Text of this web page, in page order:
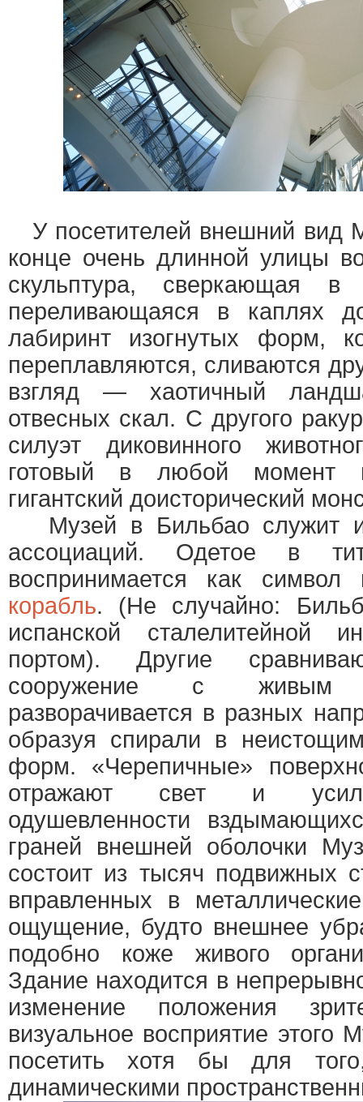
У посетителей внешний вид
конце очень длинной улицы
скульптура, сверкающая
переливающаяся в каплях
лабиринт изогнутых форм,
переплавляются, сливаются
взгляд — хаотичный
отвесных скал. С другого
силуэт диковинного
готовый в любой момент
гигантский доисторический
Музей в Бильбао служит
ассоциаций. Одетое в
воспринимается как символ
корабль. (Не случайно:
испанской сталелитейной
портом). Другие
сооружение с живым
разворачивается в разных
образуя спирали в
форм. «Черепичные»
отражают свет и
одушевленности
граней внешней оболочки
состоит из тысяч подвижных
вправленных в
ощущение, будто внешнее
подобно коже живого
Здание находится в
изменение положения
визуальное восприятие этого
посетить хотя бы для
динамическими